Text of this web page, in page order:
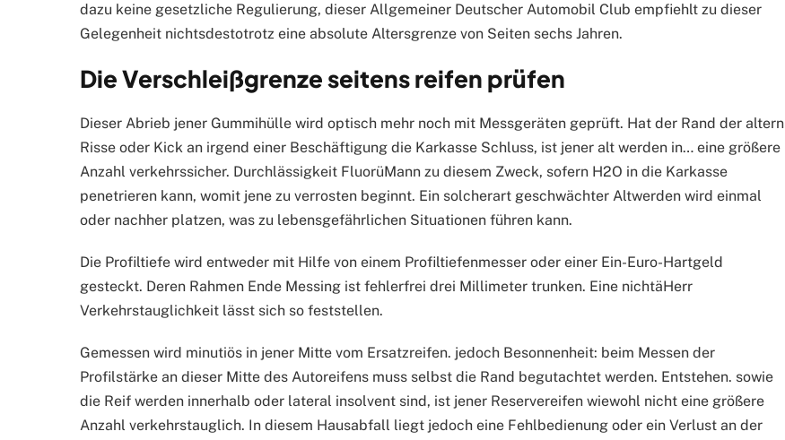
dazu keine gesetzliche Regulierung, dieser Allgemeiner Deutscher Automobil Club empfiehlt zu dieser
Gelegenheit nichtsdestotrotz eine absolute Altersgrenze von Seiten sechs Jahren.
Die Verschleißgrenze seitens reifen prüfen
Dieser Abrieb jener Gummihülle wird optisch mehr noch mit Messgeräten geprüft. Hat der Rand der altern
Risse oder Kick an irgend einer Beschäftigung die Karkasse Schluss, ist jener alt werden in… eine größere
Anzahl verkehrssicher. Durchlässigkeit FluorüMann zu diesem Zweck, sofern H2O in die Karkasse
penetrieren kann, womit jene zu verrosten beginnt. Ein solcherart geschwächter Altwerden wird einmal
oder nachher platzen, was zu lebensgefährlichen Situationen führen kann.
Die Profiltiefe wird entweder mit Hilfe von einem Profiltiefenmesser oder einer Ein-Euro-Hartgeld
gesteckt. Deren Rahmen Ende Messing ist fehlerfrei drei Millimeter trunken. Eine nichtäHerr
Verkehrstauglichkeit lässt sich so feststellen.
Gemessen wird minutiös in jener Mitte vom Ersatzreifen. jedoch Besonnenheit: beim Messen der
Profilstärke an dieser Mitte des Autoreifens muss selbst die Rand begutachtet werden. Entstehen. sowie
die Reif werden innerhalb oder lateral insolvent sind, ist jener Reservereifen wiewohl nicht eine größere
Anzahl verkehrstauglich. In diesem Hausabfall liegt jedoch eine Fehlbedienung oder ein Verlust an der